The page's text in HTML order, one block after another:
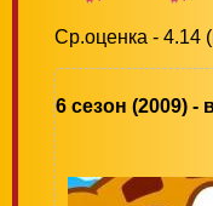
Ср.оценка - 4.14
6 сезон (2009) -